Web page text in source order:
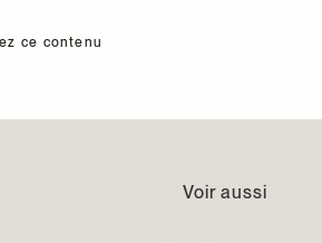
ce contenu
Voir aussi